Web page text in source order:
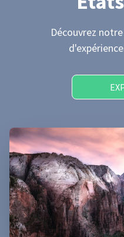
Découvrez